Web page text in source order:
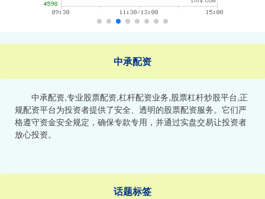
中承配资
中承配资,专业股票配资,杠杆配资业务,股票杠杆炒股平台,正
规配资平台为投资者提供了安全、透明的股票配资服务。它们严
格遵守资金安全规定，确保专款专用，并通过实盘交易让投资者
放心投资。
话题标签